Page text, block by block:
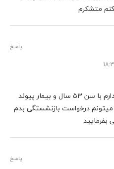
متشکرم
سابقه بیمه ۱۶ سال دارم با سن ۵۳ سال و بیمار پیوند
درخواست بازنشستگی بدم
بفرمایید
پاسخ
پاسخ